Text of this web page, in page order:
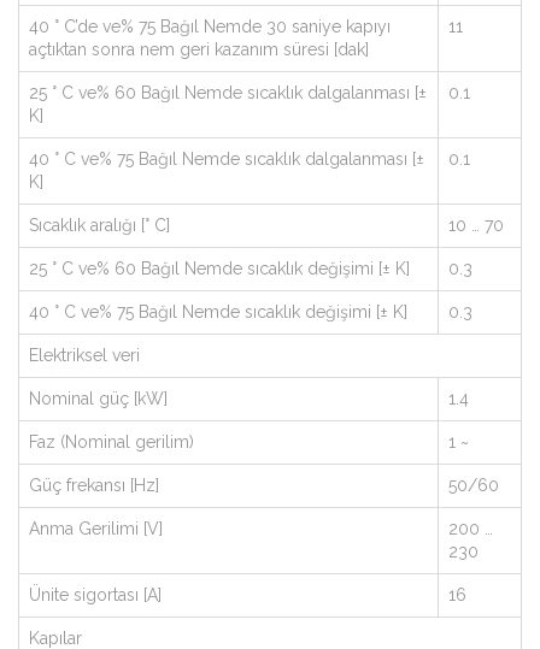
40 ° C’de ve% 75 Bağıl Nemde 30 saniye kapıyı
açtıktan sonra nem geri kazanım süresi [dak]
11
25 ° C ve% 60 Bağıl Nemde sıcaklık dalgalanması [±
K]
0.1
40 ° C ve% 75 Bağıl Nemde sıcaklık dalgalanması [±
K]
0.1
Sıcaklık aralığı [° C] 10 … 70
25 ° C ve% 60 Bağıl Nemde sıcaklık değişimi [± K] 0.3
40 ° C ve% 75 Bağıl Nemde sıcaklık değişimi [± K] 0.3
Elektriksel veri
Nominal güç [kW] 1.4
Faz (Nominal gerilim) 1 ~
Güç frekansı [Hz] 50/60
Anma Gerilimi [V]
200 …
230
Ünite sigortası [A] 16
Kapılar